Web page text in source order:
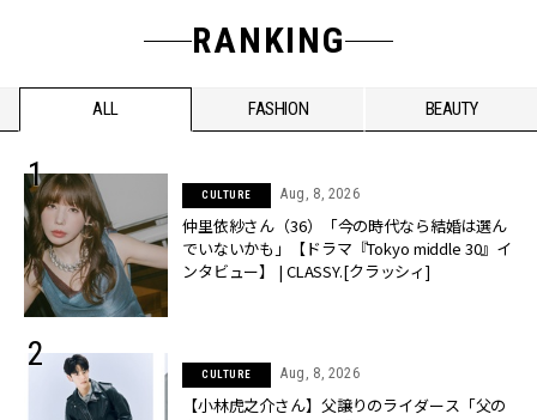
RANKING
ALL FASHION BEAUTY
CULTURE Aug, 8, 2026
仲里依紗さん（36）「今の時代なら結婚は選ん
でいないかも」【ドラマ『Tokyo middle 30』イ
ンタビュー】 | CLASSY.[クラッシィ]
CULTURE Aug, 8, 2026
【小林虎之介さん】父譲りのライダース「父の